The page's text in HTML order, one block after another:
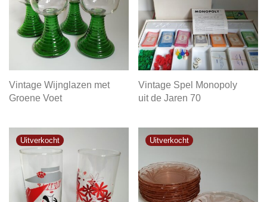
Vintage Wijnglazen met
Groene Voet
Vintage Spel Monopoly
uit de Jaren 70